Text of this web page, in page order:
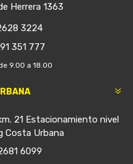
Herrera 1363
3224
351 777
9.00 a 18.00
21 Estacionamiento nivel
Costa Urbana
6099